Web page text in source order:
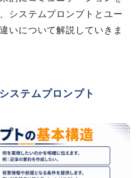
システムプロンプトとユー
いについて解説していきま
ステムプロンプト